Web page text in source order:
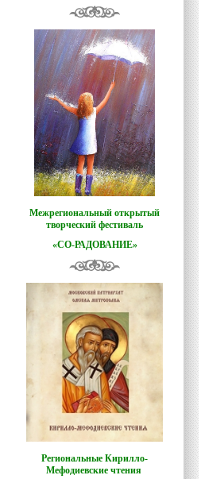
Межрегиональный открытый
творческий фестиваль
«СО-РАДОВАНИЕ»
Региональные Кирилло-
Мефодиевские чтения